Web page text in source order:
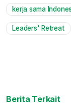
kerja sama
Leaders' Retreat
Berita Terkait